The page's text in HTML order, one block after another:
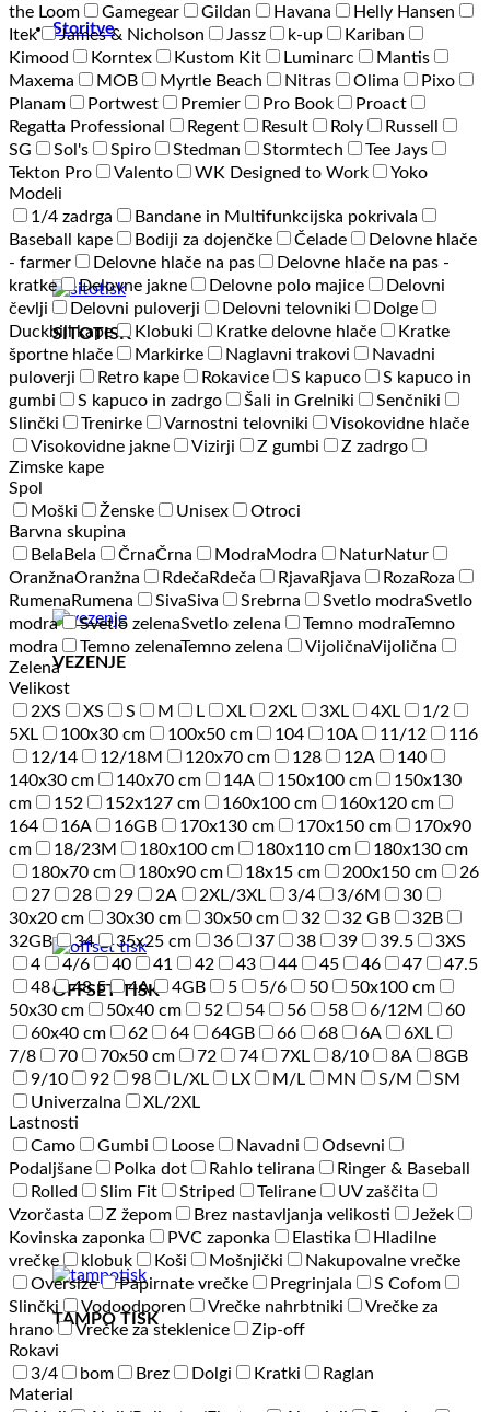
Storitve
SITOTISK
VEZENJE
OFFSET TISK
TAMPO TISK
the Loom
Gamegear Gildan Havana
Helly Hansen
Itek
James & Nicholson Jassz k-up
Kariban
Kimood
Korntex Kustom Kit Luminarc
Mantis
Maxema
MOB Myrtle Beach Nitras Olima
Pixo
Planam
Portwest Premier Pro Book
Proact
Regatta Professional
Regent Result Roly
Russell
SG
Sol's Spiro Stedman Stormtech
Tee Jays
Tekton Pro
Valento WK Designed to Work
Yoko
Modeli
1/4 zadrga
Bandane in Multifunkcijska pokrivala
Baseball kape
Bodiji za dojenčke Čelade
Delovne hlače
- farmer
Delovne hlače na pas
Delovne hlače na pas -
kratke
Delovne jakne Delovne polo majice
Delovni
čevlji
Delovni puloverji Delovni telovniki
Dolge
Duckbill kape
Klobuki Kratke delovne hlače
Kratke
športne hlače
Markirke Naglavni trakovi
Navadni
puloverji
Retro kape Rokavice S kapuco
S kapuco in
gumbi
S kapuco in zadrgo Šali in Grelniki
Senčniki
Slinčki
Trenirke Varnostni telovniki
Visokovidne hlače
Visokovidne jakne
Vizirji Z gumbi
Z zadrgo
Zimske kape
Spol
Moški
Ženske Unisex
Otroci
Barvna skupina
Bela Bela ČrnaČrna ModraModra NaturNatur
OranžnaOranžna Rdeča Rdeča Rjava Rjava Roza Roza
Rumena Rumena SivaSiva Srebrna Svetlo modraSvetlo
modra
Svetlo zelenaSvetlo zelena Temno modraTemno
modra
Temno zelenaTemno zelena VijoličnaVijolična
Zelena
Velikost
2XS
XS S M L XL 2XL 3XL 4XL
1/2
5XL
100x30 cm 100x50 cm 104 10A 11/12
116
12/14
12/18M 120x70 cm 128 12A
140
140x30 cm
140x70 cm 14A 150x100 cm
150x130
cm
152 152x127 cm 160x100 cm
160x120 cm
164
16A 16GB 170x130 cm 170x150 cm
170x90
cm
18/23M 180x100 cm 180x110 cm
180x130 cm
180x70 cm
180x90 cm 18x15 cm 200x150 cm
26
27
28 29 2A 2XL/3XL 3/4 3/6M
30
30x20 cm
30x30 cm 30x50 cm 32 32 GB
32B
32GB
34 35x25 cm 36 37 38 39 39.5
3XS
4
4/6 40 41 42 43 44 45 46 47
47.5
48
48.5 4A 4GB 5 5/6 50
50x100 cm
50x30 cm
50x40 cm 52 54 56 58 6/12M
60
60x40 cm
62 64 64GB 66 68 6A
6XL
7/8
70 70x50 cm 72 74 7XL 8/10 8A
8GB
9/10
92 98 L/XL LX M/L MN S/M
SM
Univerzalna
XL/2XL
Lastnosti
Camo
Gumbi Loose Navadni
Odsevni
Podaljšane
Polka dot Rahlo telirana
Ringer & Baseball
Rolled
Slim Fit Striped Telirane
UV zaščita
Vzorčasta
Z žepom Brez nastavljanja velikosti
Ježek
Kovinska zaponka
PVC zaponka Elastika
Hladilne
vrečke
klobuk Koši Mošnjički
Nakupovalne vrečke
Oversize
Papirnate vrečke Pregrinjala
S Cofom
Slinčki
Vodoodporen Vrečke nahrbtniki
Vrečke za
hrano
Vrečke za steklenice
Zip-off
Rokavi
3/4
bom Brez Dolgi Kratki
Raglan
Material